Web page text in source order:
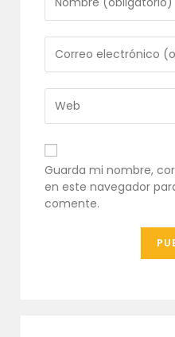
tu
nombre
o
nombre
de
usuario
para
comentar
tu
dirección
de
correo
electrónico
para
comentar
URL
de
tu
web
(opcional)
Guarda mi nombre,
en este navegador
comente.